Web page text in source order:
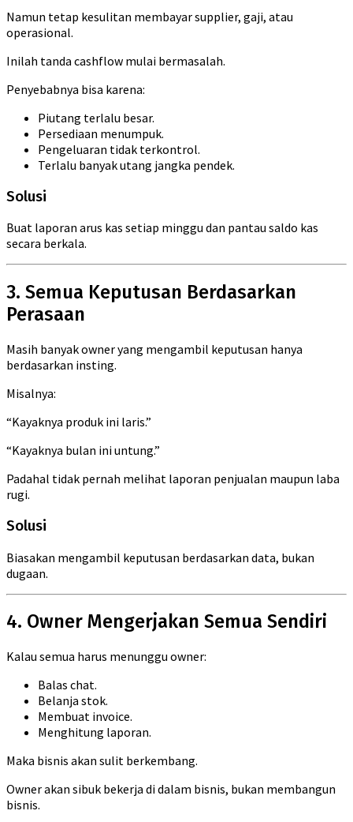
Namun tetap kesulitan membayar supplier, gaji, atau
operasional.
Inilah tanda cashflow mulai bermasalah.
Penyebabnya bisa karena:
Piutang terlalu besar.
Persediaan menumpuk.
Pengeluaran tidak terkontrol.
Terlalu banyak utang jangka pendek.
Solusi
Buat laporan arus kas setiap minggu dan pantau saldo kas
secara berkala.
3. Semua Keputusan Berdasarkan
Perasaan
Masih banyak owner yang mengambil keputusan hanya
berdasarkan insting.
Misalnya:
“Kayaknya produk ini laris.”
“Kayaknya bulan ini untung.”
Padahal tidak pernah melihat laporan penjualan maupun laba
rugi.
Solusi
Biasakan mengambil keputusan berdasarkan data, bukan
dugaan.
4. Owner Mengerjakan Semua Sendiri
Kalau semua harus menunggu owner:
Balas chat.
Belanja stok.
Membuat invoice.
Menghitung laporan.
Maka bisnis akan sulit berkembang.
Owner akan sibuk bekerja di dalam bisnis, bukan membangun
bisnis.